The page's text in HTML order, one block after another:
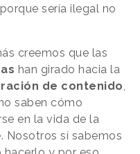
sería ilegal no
creemos que las
han girado hacia la
de contenido,
saben cómo
en la vida de la
Nosotros sí sabemos